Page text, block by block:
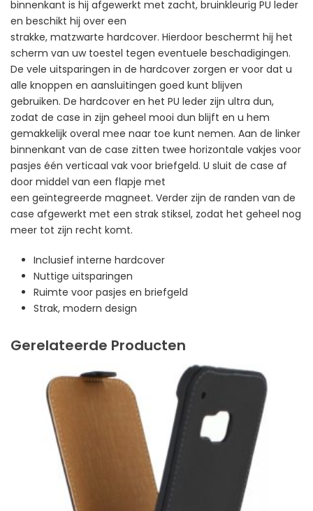
binnenkant is hij afgewerkt met zacht, bruinkleurig PU leder
en beschikt hij over een
strakke, matzwarte hardcover. Hierdoor beschermt hij het
scherm van uw toestel tegen eventuele beschadigingen.
De vele uitsparingen in de hardcover zorgen er voor dat u
alle knoppen en aansluitingen goed kunt blijven
gebruiken. De hardcover en het PU leder zijn ultra dun,
zodat de case in zijn geheel mooi dun blijft en u hem
gemakkelijk overal mee naar toe kunt nemen. Aan de linker
binnenkant van de case zitten twee horizontale vakjes voor
pasjes één verticaal vak voor briefgeld. U sluit de case af
door middel van een flapje met
een geïntegreerde magneet. Verder zijn de randen van de
case afgewerkt met een strak stiksel, zodat het geheel nog
meer tot zijn recht komt.
Inclusief interne hardcover
Nuttige uitsparingen
Ruimte voor pasjes en briefgeld
Strak, modern design
Gerelateerde Producten